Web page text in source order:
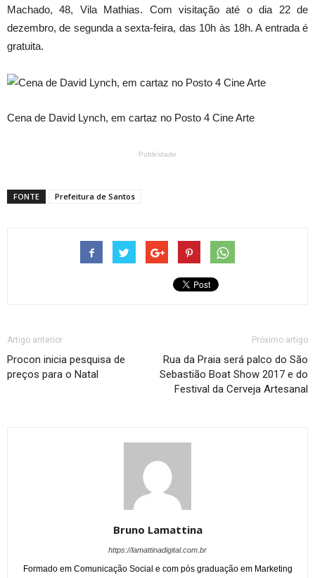
Machado, 48, Vila Mathias. Com visitação até o dia 22 de
dezembro, de segunda a sexta-feira, das 10h às 18h. A entrada é
gratuita.
Cena de David Lynch, em cartaz no Posto 4 Cine Arte
Publicidade
FONTE Prefeitura de Santos
Artigo anterior
Procon inicia pesquisa de
preços para o Natal
Próximo artigo
Rua da Praia será palco do São
Sebastião Boat Show 2017 e do
Festival da Cerveja Artesanal
Bruno Lamattina
https://lamattinadigital.com.br
Formado em Comunicação Social e com pós graduação em Marketing